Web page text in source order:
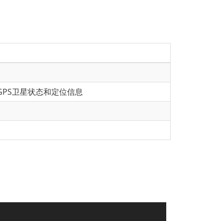
卫星状态和定位信息